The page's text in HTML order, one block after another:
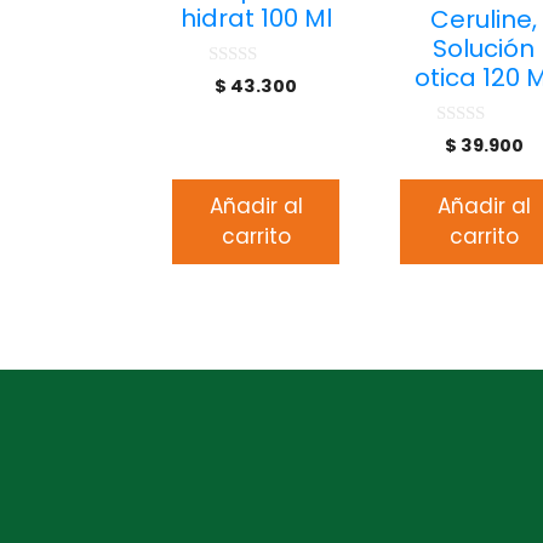
hidrat 100 Ml
0
d$ 43.300
Añadir al
carrito
Ceruline,
Solución
otica 120
$ 39.900
Añadir al
carrito